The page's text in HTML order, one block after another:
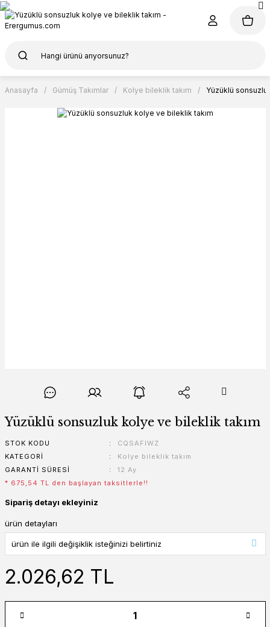
Anasayfa Gümüş Takımlar Kolye bileklik takım Yüzüklü
Yüzüklü sonsuzluk kolye ve bileklik takım
STOK KODU
CQSAFIWZ
KATEGORI
Kolye bileklik takım
GARANTI SÜRESI
12 Ay
* 675,54 TL den başlayan taksitlerle!!
Sipariş detayı ekleyiniz
ürün detayları
2.026,62 TL